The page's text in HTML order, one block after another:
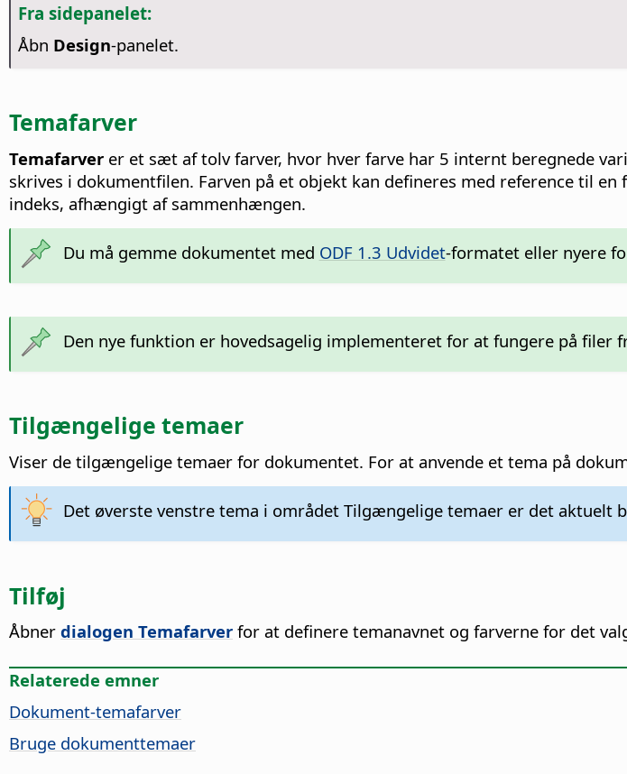
Fra sidepanelet:
Åbn Design-panelet.
Temafarver
Temafarver er et sæt af tolv farver, hvor hver farve har 5 internt beregnede
skrives i dokumentfilen. Farven på et objekt kan defineres med reference til en
indeks, afhængigt af sammenhængen.
Du må gemme dokumentet med ODF 1.3 Udvidet-formatet eller nyere
Den nye funktion er hovedsagelig implementeret for at fungere på filer
Tilgængelige temaer
Viser de tilgængelige temaer for dokumentet. For at anvende et tema på
Det øverste venstre tema i området Tilgængelige temaer er det aktuelt
Tilføj
Åbner dialogen Temafarver for at definere temanavnet og farverne for det
Relaterede emner
Dokument-temafarver
Bruge dokumenttemaer